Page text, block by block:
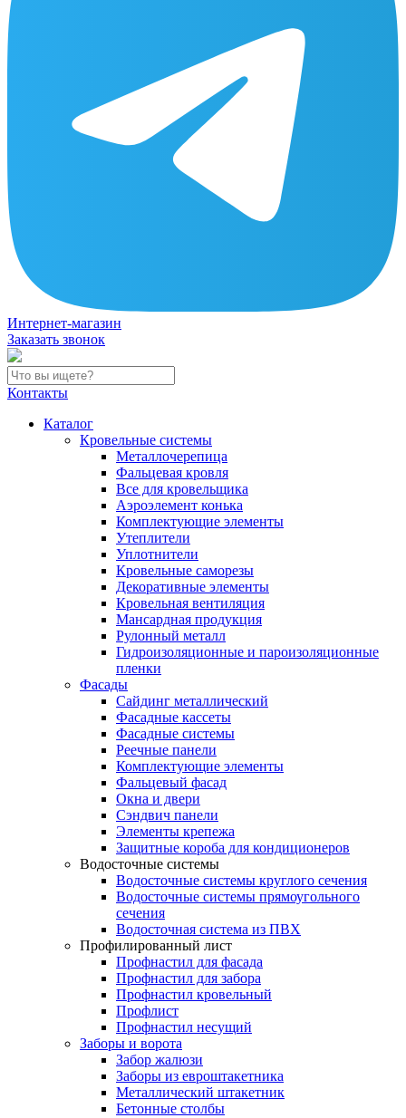
Интернет-магазин
Заказать звонок
Контакты
Каталог
Кровельные системы
Металлочерепица
Фальцевая кровля
Все для кровельщика
Аэроэлемент конька
Комплектующие элементы
Утеплители
Уплотнители
Кровельные саморезы
Декоративные элементы
Кровельная вентиляция
Мансардная продукция
Рулонный металл
Гидроизоляционные и пароизоляционные
пленки
Фасады
Сайдинг металлический
Фасадные кассеты
Фасадные системы
Реечные панели
Комплектующие элементы
Фальцевый фасад
Окна и двери
Сэндвич панели
Элементы крепежа
Защитные короба для кондиционеров
Водосточные системы
Водосточные системы круглого сечения
Водосточные системы прямоугольного
сечения
Водосточная система из ПВХ
Профилированный лист
Профнастил для фасада
Профнастил для забора
Профнастил кровельный
Профлист
Профнастил несущий
Заборы и ворота
Забор жалюзи
Заборы из евроштакетника
Металлический штакетник
Бетонные столбы